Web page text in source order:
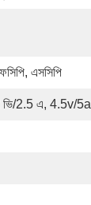
এসসিপি
ভি/2.5 এ, 4.5v/5a